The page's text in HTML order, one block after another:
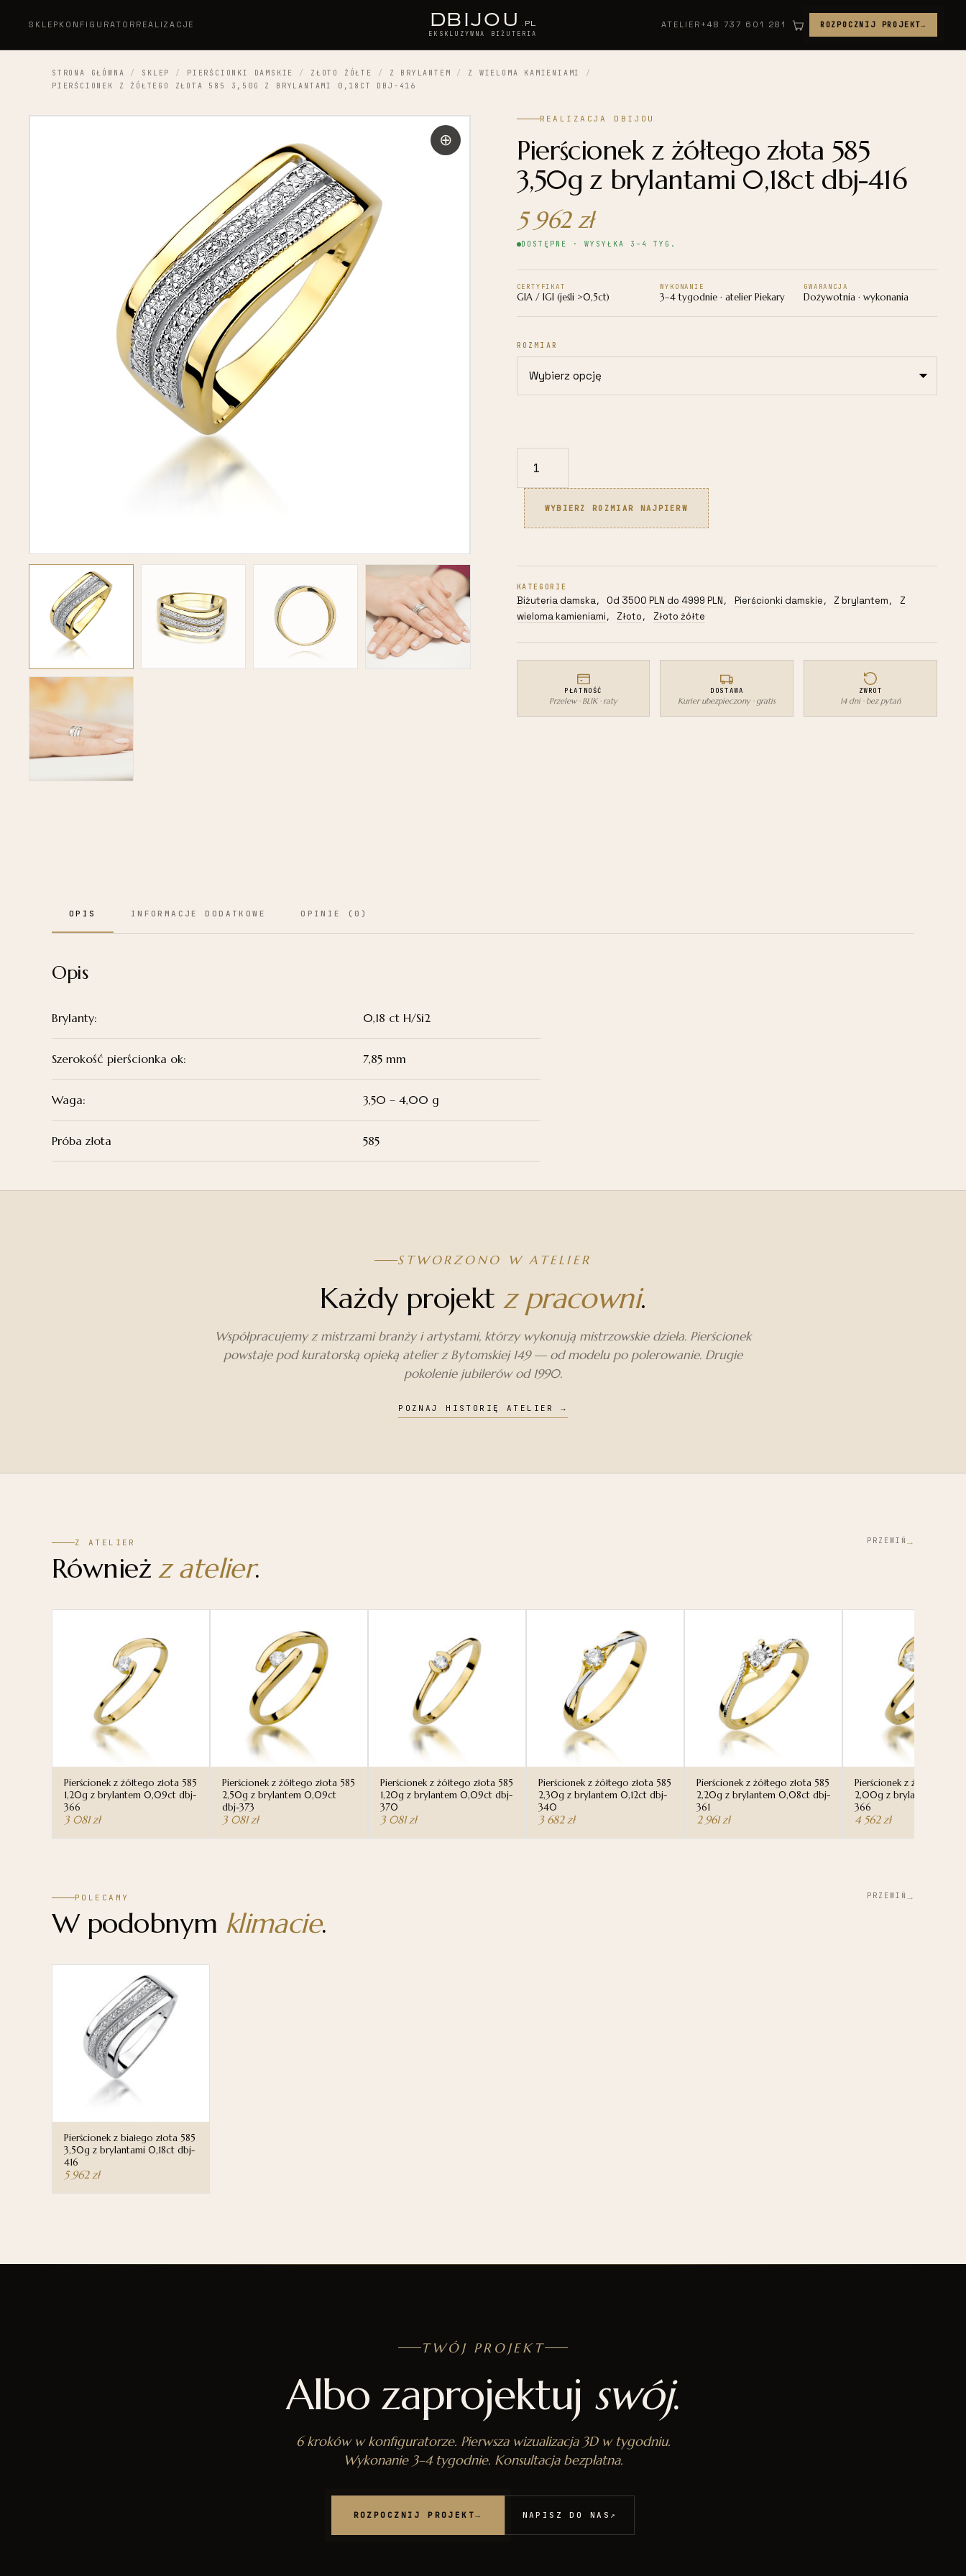
SKLEP KONFIGURATOR REALIZACJE DBIJOU .PL
EKSKLUZYWNA BIŻUTERIA
ATELIER +48 737 601 281 ROZPOCZNIJ PROJEKT→
STRONA GŁÓWNA / SKLEP / PIERŚCIONKI DAMSKIE / ZŁOTO ŻÓŁTE / Z BRYLANTEM / Z WIELOMA KAMIENIAMI
/
PIERŚCIONEK Z ŻÓŁTEGO ZŁOTA 585 3,50G Z BRYLANTAMI 0,18CT DBJ-416
REALIZACJA DBIJOU
Pierścionek z żółtego złota 585
3,50g z brylantami 0,18ct dbj-416
5 962 zł
DOSTĘPNE · WYSYŁKA 3–4 TYG.
CERTYFIKAT
GIA / IGI (jeśli >0,5ct)
WYKONANIE
3–4 tygodnie · atelier Piekary
GWARANCJA
Dożywotnia · wykonania
ROZMIAR
ilość
Pierścionek
żółtego
z
brylantami
0,18ct
dbj-
416
WYBIERZ ROZMIAR NAJPIERW
KATEGORIE
Biżuteria damska,Od 3500 PLN do 4999 PLN , Pierścionki damskie ,Z brylantem ,Z
wieloma kamieniami ,Złoto , Złoto żółte
PŁATNOŚĆ
Przelew · BLIK · raty
DOSTAWA
Kurier ubezpieczony · gratis
ZWROT
14 dni · bez pytań
OPIS INFORMACJE DODATKOWE OPINIE (0)
Opis
Brylanty: 0,18 ct H/Si2
Szerokość pierścionka ok: 7,85 mm
Waga: 3,50 – 4,00 g
Próba złota 585
STWORZONO W ATELIER
Każdy projektz pracowni.
Współpracujemy z mistrzami branży i artystami, którzy wykonują mistrzowskie dzieła. Pierścionek
powstaje pod kuratorską opieką atelier z Bytomskiej 149 — od modelu po polerowanie. Drugie
pokolenie jubilerów od 1990.
POZNAJ HISTORIĘ ATELIER→
Z ATELIER
Równieżz atelier.
PRZEWIŃ →
Pierścionek z żółtego złota 585
1,20g z brylantem 0,09ct dbj-
366
3 081zł
Pierścionek z żółtego złota 585
2,50g z brylantem 0,09ct
dbj-373
3 081zł
Pierścionek z żółtego złota 585
1,20g z brylantem 0,09ct dbj-
370
3 081zł
Pierścionek z żółtego złota 585
2,30g z brylantem 0,12ct dbj-
340
3 682zł
Pierścionek z żółtego złota 585
2,20g z brylantem 0,08ct dbj-
361
2 961zł
Pierścionek z żółtego
2,00g z brylantem
366
4 562zł
POLECAMY
W podobnym klimacie.
PRZEWIŃ →
Pierścionek z białego złota 585
3,50g z brylantami 0,18ct dbj-
416
5 962zł
TWÓJ PROJEKT
Albo zaprojektuj swój.
6 kroków w konfiguratorze. Pierwsza wizualizacja 3D w tygodniu.
Wykonanie 3–4 tygodnie. Konsultacja bezpłatna.
ROZPOCZNIJ PROJEKT→ NAPISZ DO NAS ↗